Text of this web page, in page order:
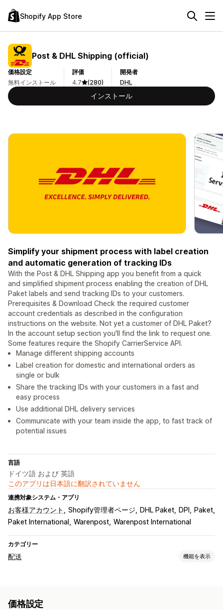
Shopify App Store
Post & DHL Shipping (official)
価格設定
無料インストール
評価
4.7
(280)
開発者
DHL
インストール
Simplify your shipment process with label creation
and automatic generation of tracking IDs
With the Post & DHL Shipping app you benefit from a quick
and simplified shipment process enabling the creation of DHL
Paket labels and send tracking IDs to your customers.
Prerequisites & Download Check the required customer
account credentials as described in the configuration
instructions on the website. Not yet a customer of DHL Paket?
In the account setup section you'll find the link to request one.
Some features require the Shopify CarrierService API.
Manage different shipping accounts
Label creation for domestic and international orders as
single or bulk
Share the tracking IDs with your customers in a fast and
easy process
Use additional DHL delivery services
Communicate with your team inside the app, to fast track of
potential issues
言語
ドイツ語 および 英語
このアプリは日本語に翻訳されていません
連携対象システム・アプリ
お客様アカウント Shopify管理者ページ DHL Paket DPI
Paket
Paket International
Warenpost Warenpost International
カテゴリー
配送 機能を表示
配送保険 複数言語
価格設定